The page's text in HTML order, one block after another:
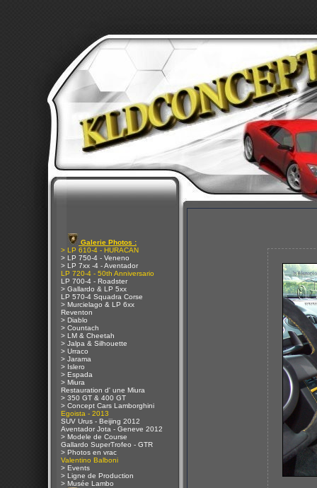
Galerie Photos :
> LP 610-4 - HURACAN
> LP 750-4 - Veneno
> LP 7xx -4 - Aventador
LP 720-4 - 50th Anniversario
LP 700-4 - Roadster
> Gallardo & LP 5xx
LP 570-4 Squadra Corse
> Murcielago & LP 6xx
Reventon
> Diablo
> Countach
> LM & Cheetah
> Jalpa & Silhouette
> Urraco
> Jarama
> Islero
> Espada
> Miura
Restauration d' une Miura
> 350 GT & 400 GT
> Concept Cars Lamborghini
Egoista - 2013
SUV Urus - Beijing 2012
Aventador Jota - Geneve 2012
> Modele de Course
Gallardo SuperTrofeo - GTR
> Photos en vrac
Valentino Balboni
> Events
> Ligne de Production
> Musée Lambo